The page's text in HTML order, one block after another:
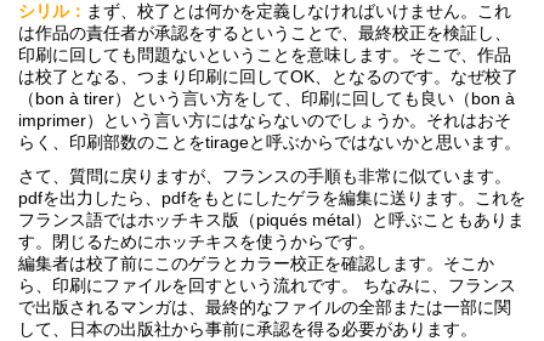
シリル： まず、校了とは何かを定義しなければいけません。これ
は作品の責任者が承認をするということで、最終校正を検証し、
印刷に回しても問題ないということを意味します。そこで、作品
は校了となる、つまり印刷に回してOK、となるのです。なぜ校了
（bon à tirer）という言い方をして、印刷に回しても良い（bon à
imprimer）という言い方にはならないのでしょうか。それはおそ
らく、印刷部数のことをtirageと呼ぶからではないかと思います。
さて、質問に戻りますが、フランスの手順も非常に似ています。
pdfを出力したら、pdfをもとにしたゲラを編集に送ります。これを
フランス語ではホッチキス版（piqués métal）と呼ぶこともありま
す。閉じるためにホッチキスを使うからです。
編集者は校了前にこのゲラとカラー校正を確認します。そこか
ら、印刷にファイルを回すという流れです。 ちなみに、フランス
で出版されるマンガは、最終的なファイルの全部または一部に関
して、日本の出版社から事前に承認を得る必要があります。